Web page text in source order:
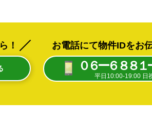
！ お電話にて物件IDをお
０６ー６８８１
平日10:00-19:00 日